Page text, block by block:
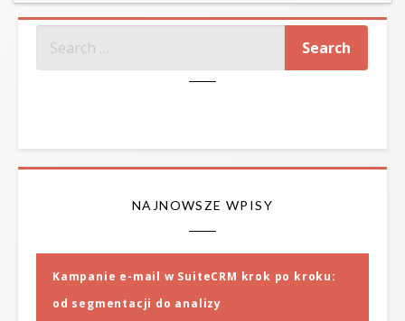
NAJNOWSZE WPISY
Kampanie e-mail w SuiteCRM krok po kroku:
od segmentacji do analizy